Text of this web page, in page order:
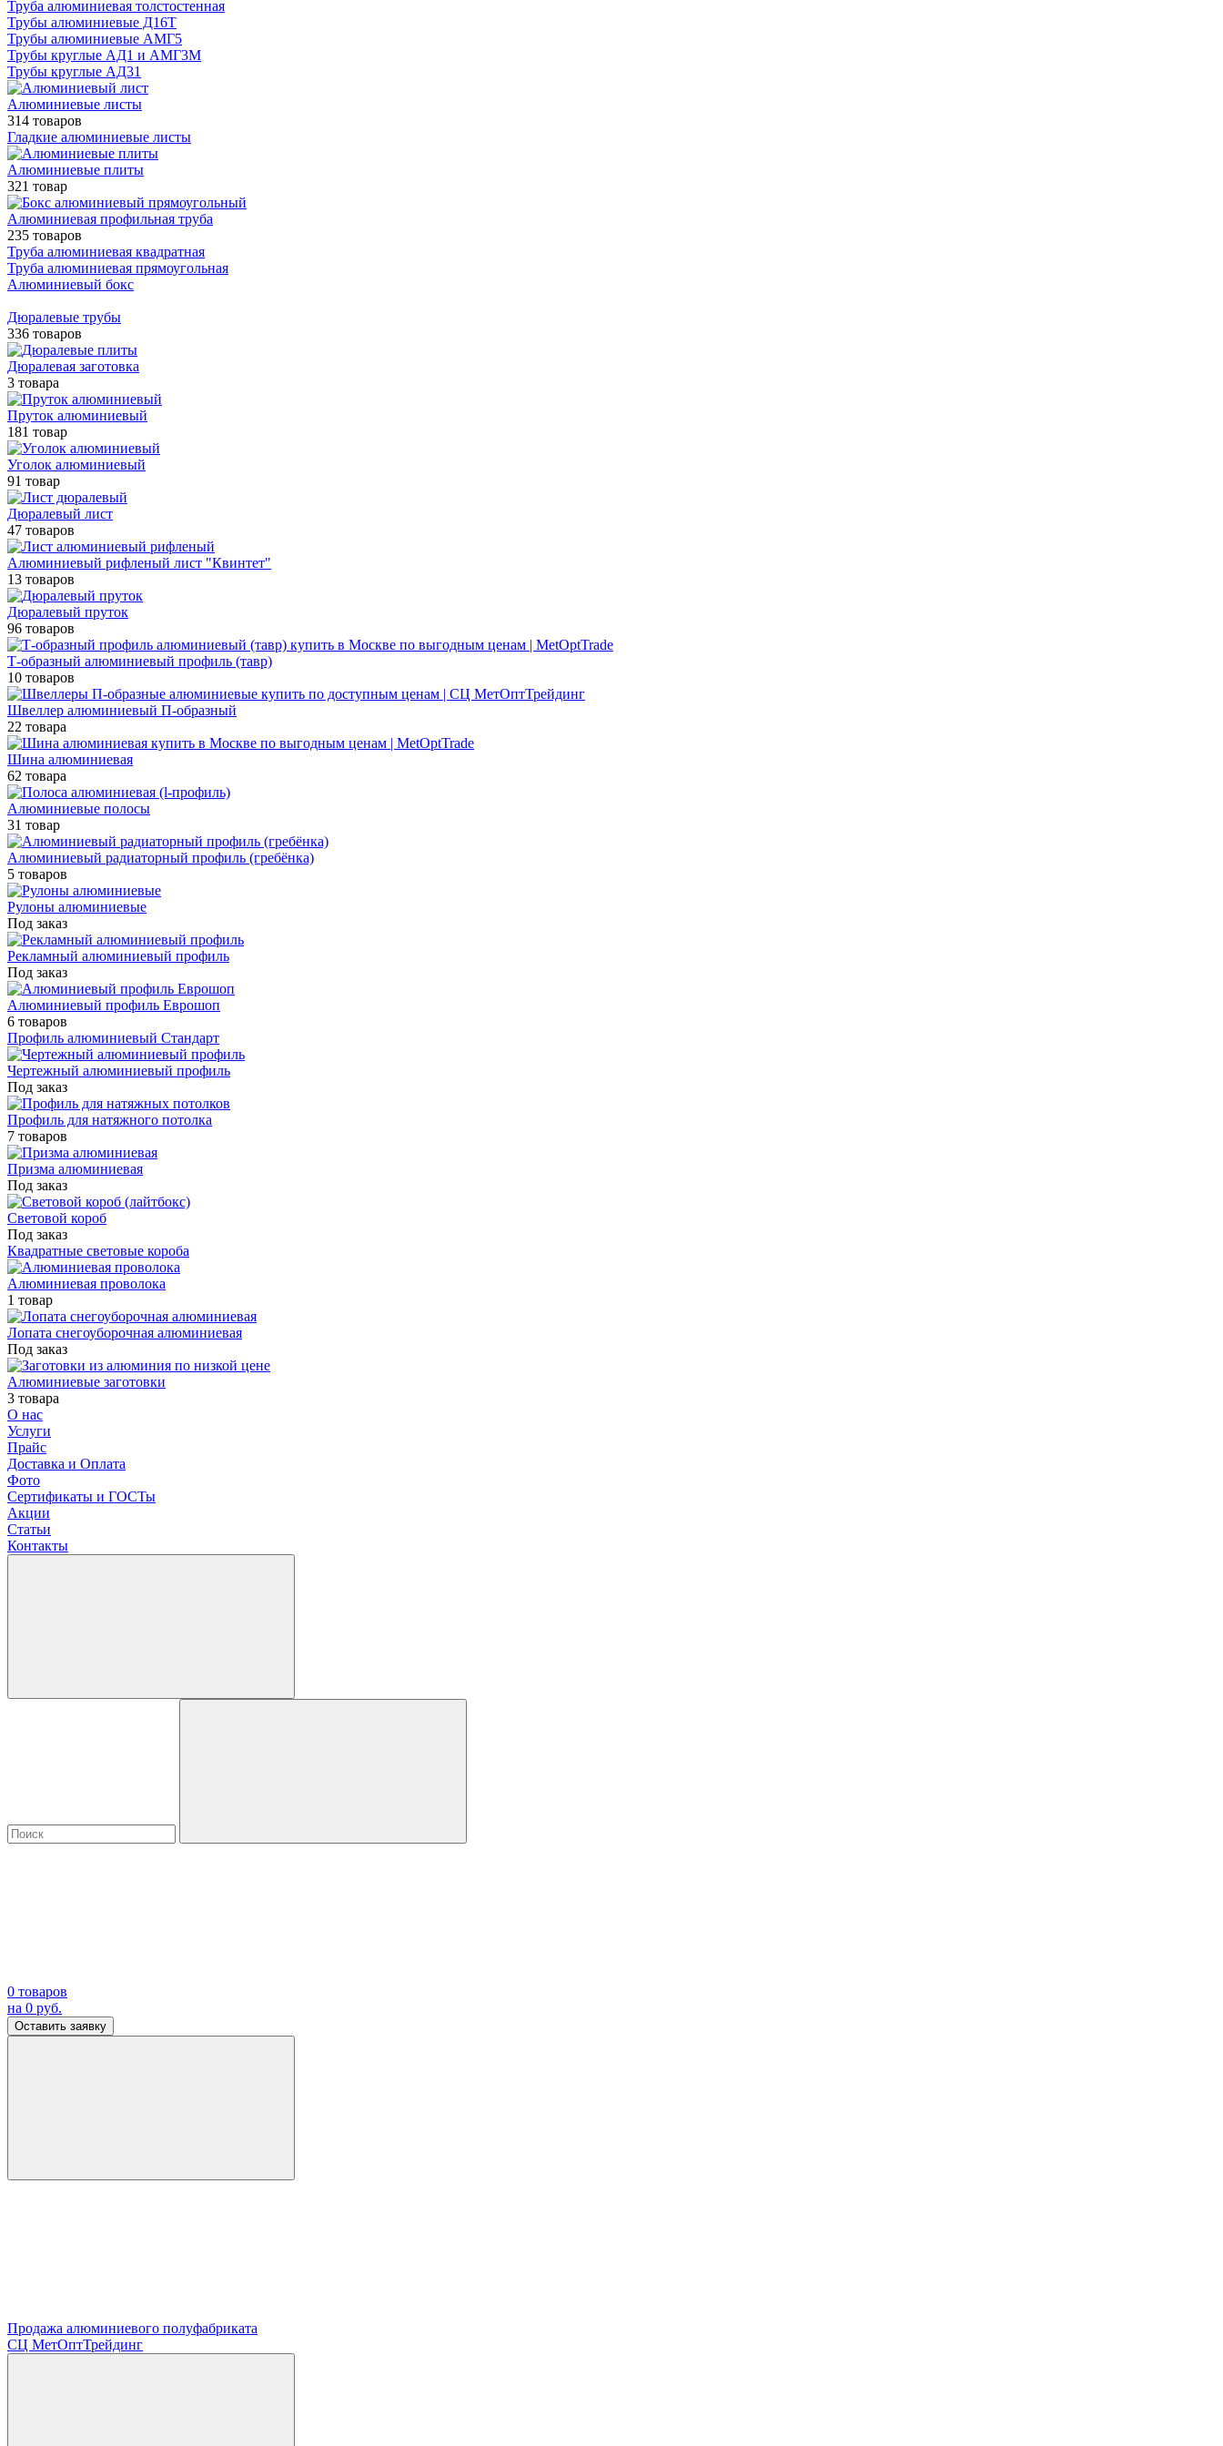
Труба алюминиевая толстостенная
Трубы алюминиевые Д16Т
Трубы алюминиевые АМГ5
Трубы круглые АД1 и АМГ3М
Трубы круглые АД31
Алюминиевые листы
314 товаров
Гладкие алюминиевые листы
Алюминиевые плиты
321 товар
Алюминиевая профильная труба
235 товаров
Труба алюминиевая квадратная
Труба алюминиевая прямоугольная
Алюминиевый бокс
Дюралевые трубы
336 товаров
Дюралевая заготовка
3 товара
Пруток алюминиевый
181 товар
Уголок алюминиевый
91 товар
Дюралевый лист
47 товаров
Алюминиевый рифленый лист "Квинтет"
13 товаров
Дюралевый пруток
96 товаров
Т-образный алюминиевый профиль (тавр)
10 товаров
Швеллер алюминиевый П-образный
22 товара
Шина алюминиевая
62 товара
Алюминиевые полосы
31 товар
Алюминиевый радиаторный профиль (гребёнка)
5 товаров
Рулоны алюминиевые
Под заказ
Рекламный алюминиевый профиль
Под заказ
Алюминиевый профиль Еврошоп
6 товаров
Профиль алюминиевый Стандарт
Чертежный алюминиевый профиль
Под заказ
Профиль для натяжного потолка
7 товаров
Призма алюминиевая
Под заказ
Световой короб
Под заказ
Квадратные световые короба
Алюминиевая проволока
1 товар
Лопата снегоуборочная алюминиевая
Под заказ
Алюминиевые заготовки
3 товара
О нас
Услуги
Прайс
Доставка и Оплата
Фото
Сертификаты и ГОСТы
Акции
Статьи
Контакты
0 товаров
на 0 руб.
Оставить заявку
Продажа алюминиевого полуфабриката
СЦ МетОптТрейдинг